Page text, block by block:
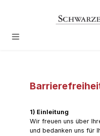
1) Einleitung
Wir freuen uns über
und bedanken uns für